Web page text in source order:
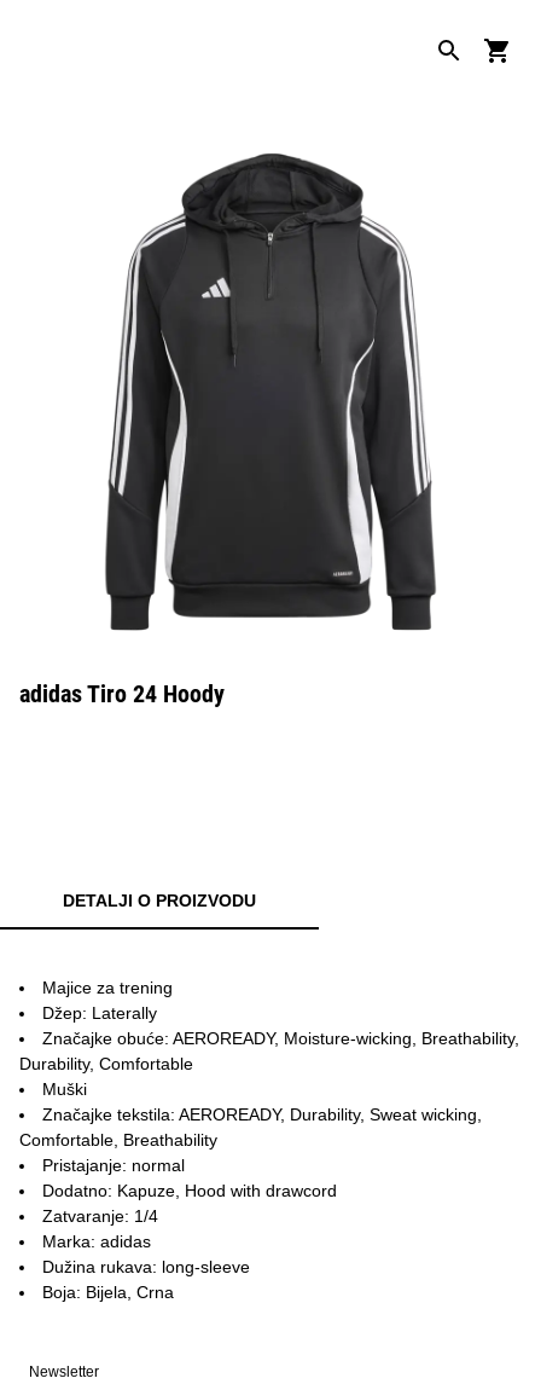
adidas Tiro 24 Hoody
DETALJI O PROIZVODU
Majice za trening
Džep: Laterally
Značajke obuće: AEROREADY, Moisture-wicking, Breathability,
Durability, Comfortable
Muški
Značajke tekstila: AEROREADY, Durability, Sweat wicking,
Comfortable, Breathability
Pristajanje: normal
Dodatno: Kapuze, Hood with drawcord
Zatvaranje: 1/4
Marka: adidas
Dužina rukava: long-sleeve
Boja: Bijela, Crna
Newsletter